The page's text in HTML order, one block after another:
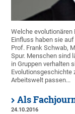
Welche
Einfluss haben sie
Prof. Frank Schwab,
Spur. Menschen sind
in Gruppen verhalten
Evolutionsgeschichte
Arbeitswelt passen...
Als
24.10.2016